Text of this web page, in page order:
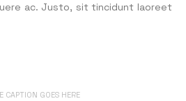
ac. Justo, sit tincidunt laoreet
CAPTION GOES HERE